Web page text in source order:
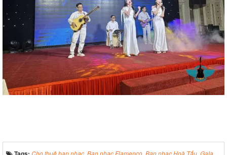
Cho thuê ban nhạc, Ban nhạc Flamenco, Ban nhạc Hoà Tấu, Gala